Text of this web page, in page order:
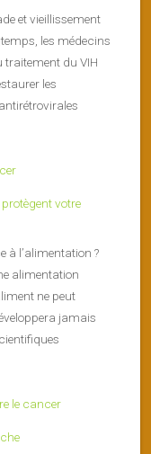
et vieillissement
les médecins
du VIH
les
votre
à l’alimentation ?
alimentation
ne peut
jamais